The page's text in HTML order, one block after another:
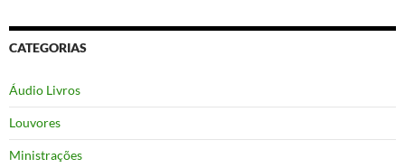
CATEGORIAS
Áudio Livros
Louvores
Ministrações